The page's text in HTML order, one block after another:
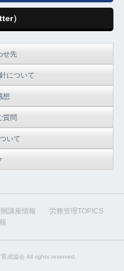
）
せ先
について
想
質問
いて
講座情報
労務管理TOPICS
成協会 All rights reserved.